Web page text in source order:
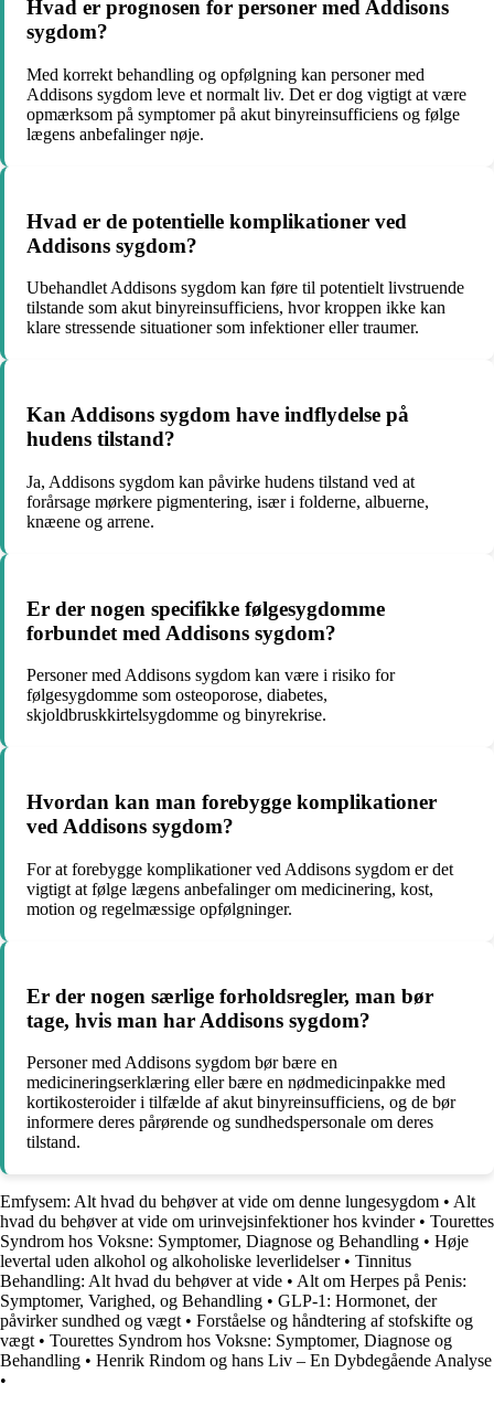
Hvad er prognosen for personer med Addisons
sygdom?
Med korrekt behandling og opfølgning kan personer med
Addisons sygdom leve et normalt liv. Det er dog vigtigt at være
opmærksom på symptomer på akut binyreinsufficiens og følge
lægens anbefalinger nøje.
Hvad er de potentielle komplikationer ved
Addisons sygdom?
Ubehandlet Addisons sygdom kan føre til potentielt livstruende
tilstande som akut binyreinsufficiens, hvor kroppen ikke kan
klare stressende situationer som infektioner eller traumer.
Kan Addisons sygdom have indflydelse på
hudens tilstand?
Ja, Addisons sygdom kan påvirke hudens tilstand ved at
forårsage mørkere pigmentering, især i folderne, albuerne,
knæene og arrene.
Er der nogen specifikke følgesygdomme
forbundet med Addisons sygdom?
Personer med Addisons sygdom kan være i risiko for
følgesygdomme som osteoporose, diabetes,
skjoldbruskkirtelsygdomme og binyrekrise.
Hvordan kan man forebygge komplikationer
ved Addisons sygdom?
For at forebygge komplikationer ved Addisons sygdom er det
vigtigt at følge lægens anbefalinger om medicinering, kost,
motion og regelmæssige opfølgninger.
Er der nogen særlige forholdsregler, man bør
tage, hvis man har Addisons sygdom?
Personer med Addisons sygdom bør bære en
medicineringserklæring eller bære en nødmedicinpakke med
kortikosteroider i tilfælde af akut binyreinsufficiens, og de bør
informere deres pårørende og sundhedspersonale om deres
tilstand.
Emfysem: Alt hvad du behøver at vide om denne lungesygdom • Alt
hvad du behøver at vide om urinvejsinfektioner hos kvinder• Tourettes
Syndrom hos Voksne: Symptomer, Diagnose og Behandling • Høje
levertal uden alkohol og alkoholiske leverlidelser• Tinnitus
Behandling: Alt hvad du behøver at vide • Alt om Herpes på Penis:
Symptomer, Varighed, og Behandling • GLP-1: Hormonet, der
påvirker sundhed og vægt • Forståelse og håndtering af stofskifte og
vægt • Tourettes Syndrom hos Voksne: Symptomer, Diagnose og
Behandling • Henrik Rindom og hans Liv – En Dybdegående Analyse
•